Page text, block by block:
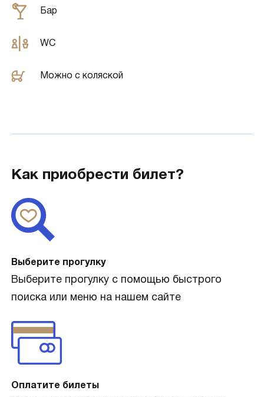
Бар
WC
Можно с коляской
Как приобрести билет?
Выберите прогулку
Выберите прогулку с помощью быстрого
поиска или меню на нашем сайте
Оплатите билеты